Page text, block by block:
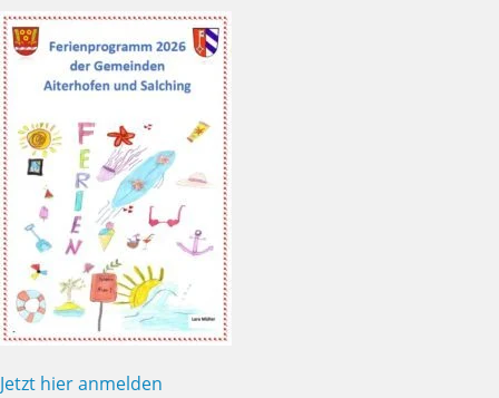
Jetzt hier anmelden